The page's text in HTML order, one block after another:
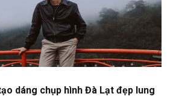
dáng chụp hình Đà Lạt đẹp lung